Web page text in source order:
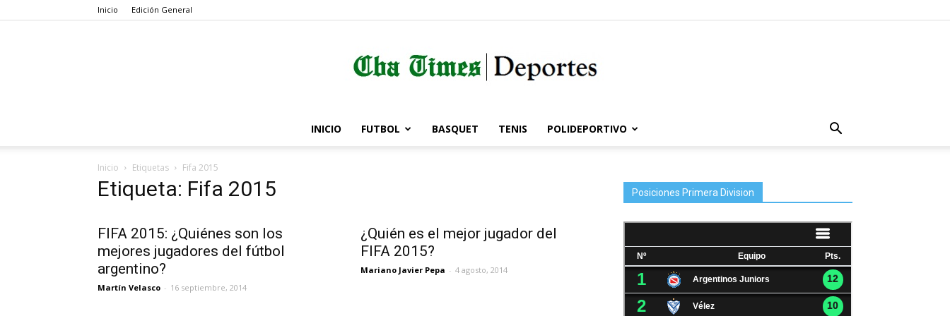
Inicio Edición General
Córdoba
INICIO FUTBOL BASQUET TENIS POLIDEPORTIVO
Inicio Etiquetas Fifa 2015
Etiqueta: Fifa 2015
FIFA 2015: ¿Quiénes son los
mejores jugadores del fútbol
argentino?
Martín Velasco - 16 septiembre, 2014
¿Quién es el mejor jugador del
FIFA 2015?
Mariano Javier Pepa - 4 agosto, 2014
Posiciones Primera Division